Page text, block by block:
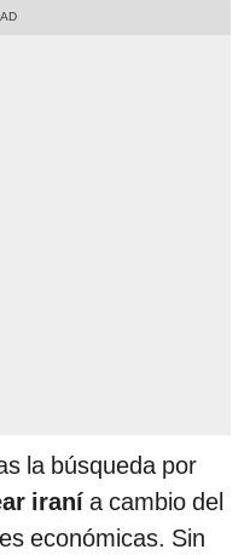
la búsqueda por
iraní a cambio del
económicas. Sin